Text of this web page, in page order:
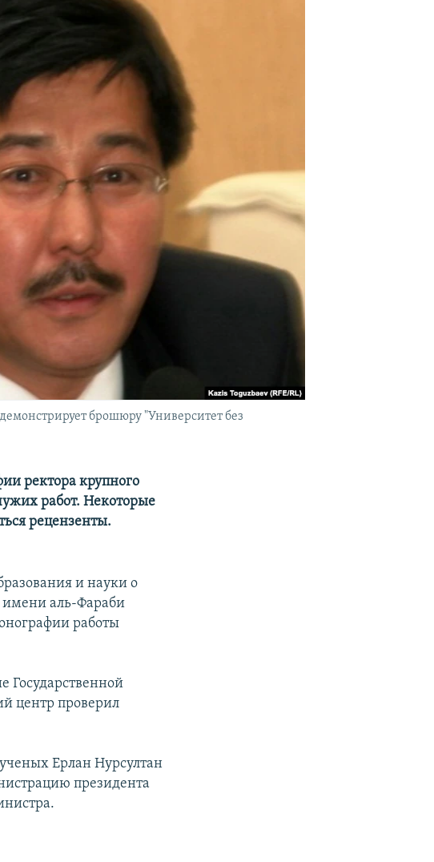
брошюру "Университет без
ректора крупного
работ. Некоторые
рецензенты.
и науки о
имени аль-Фараби
работы
Государственной
центр проверил
Ерлан Нурсултан
президента